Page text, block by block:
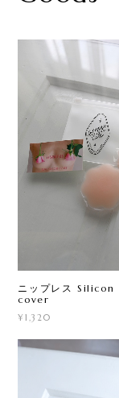
ニップレス Silicon
cover
¥1,320